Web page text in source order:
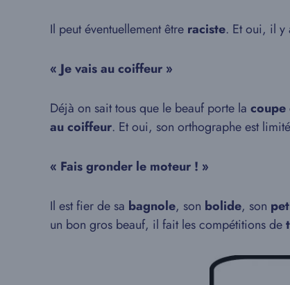
Il peut éventuellement être raciste. Et oui, il y
« Je vais au coiffeur »
Déjà on sait tous que le beauf porte la coupe
au coiffeur. Et oui, son orthographe est
« Fais gronder le moteur ! »
Il est fier de sa bagnole, son bolide, son
un bon gros beauf, il fait les compétitions de